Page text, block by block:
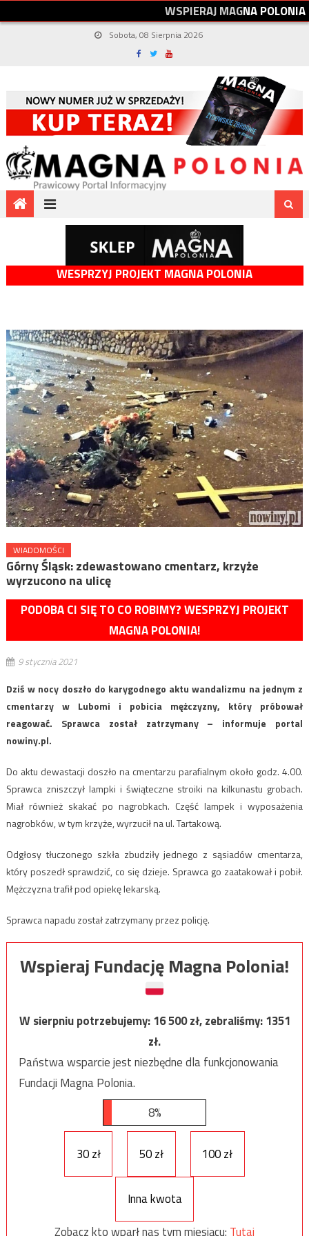
WSPIERAJMAGNAPOLONIA
Sobota, 08 Sierpnia 2026
WESPRZYJ PROJEKT MAGNA POLONIA
WIADOMOŚCI
Górny Śląsk: zdewastowano cmentarz, krzyże
wyrzucono na ulicę
PODOBA CI SIĘ TO CO ROBIMY? WESPRZYJ PROJEKT
MAGNA POLONIA!
9 stycznia 2021
Dziś w nocy doszło do karygodnego aktu wandalizmu na jednym z
cmentarzy w Lubomi i pobicia mężczyzny, który próbował
reagować. Sprawca został zatrzymany – informuje portal
nowiny.pl.
Do aktu dewastacji doszło na cmentarzu parafialnym około godz. 4.00.
Sprawca zniszczył lampki i świąteczne stroiki na kilkunastu grobach.
Miał również skakać po nagrobkach. Część lampek i wyposażenia
nagrobków, w tym krzyże, wyrzucił na ul. Tartakową.
Odgłosy tłuczonego szkła zbudziły jednego z sąsiadów cmentarza,
który poszedł sprawdzić, co się dzieje. Sprawca go zaatakował i pobił.
Mężczyzna trafił pod opiekę lekarską.
Sprawca napadu został zatrzymany przez policję.
Wspieraj Fundację Magna Polonia!
W sierpniu potrzebujemy:16 500zł, zebraliśmy:1351
zł.
Państwa wsparcie jest niezbędne dla funkcjonowania
Fundacji Magna Polonia.
8%
30 zł 50 zł 100 zł
Inna kwota
Zobacz kto wparł nas tym miesiącu: Tutaj